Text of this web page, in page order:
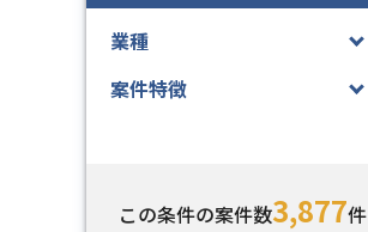
業種
案件特徴
この条件の案件数3,877件